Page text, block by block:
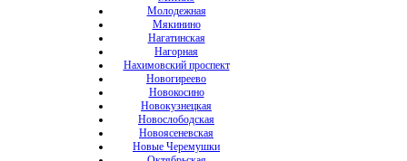
Молодежная
Мякинино
Нагатинская
Нагорная
Нахимовский проспект
Новогиреево
Новокосино
Новокузнецкая
Новослободская
Новоясеневская
Новые Черемушки